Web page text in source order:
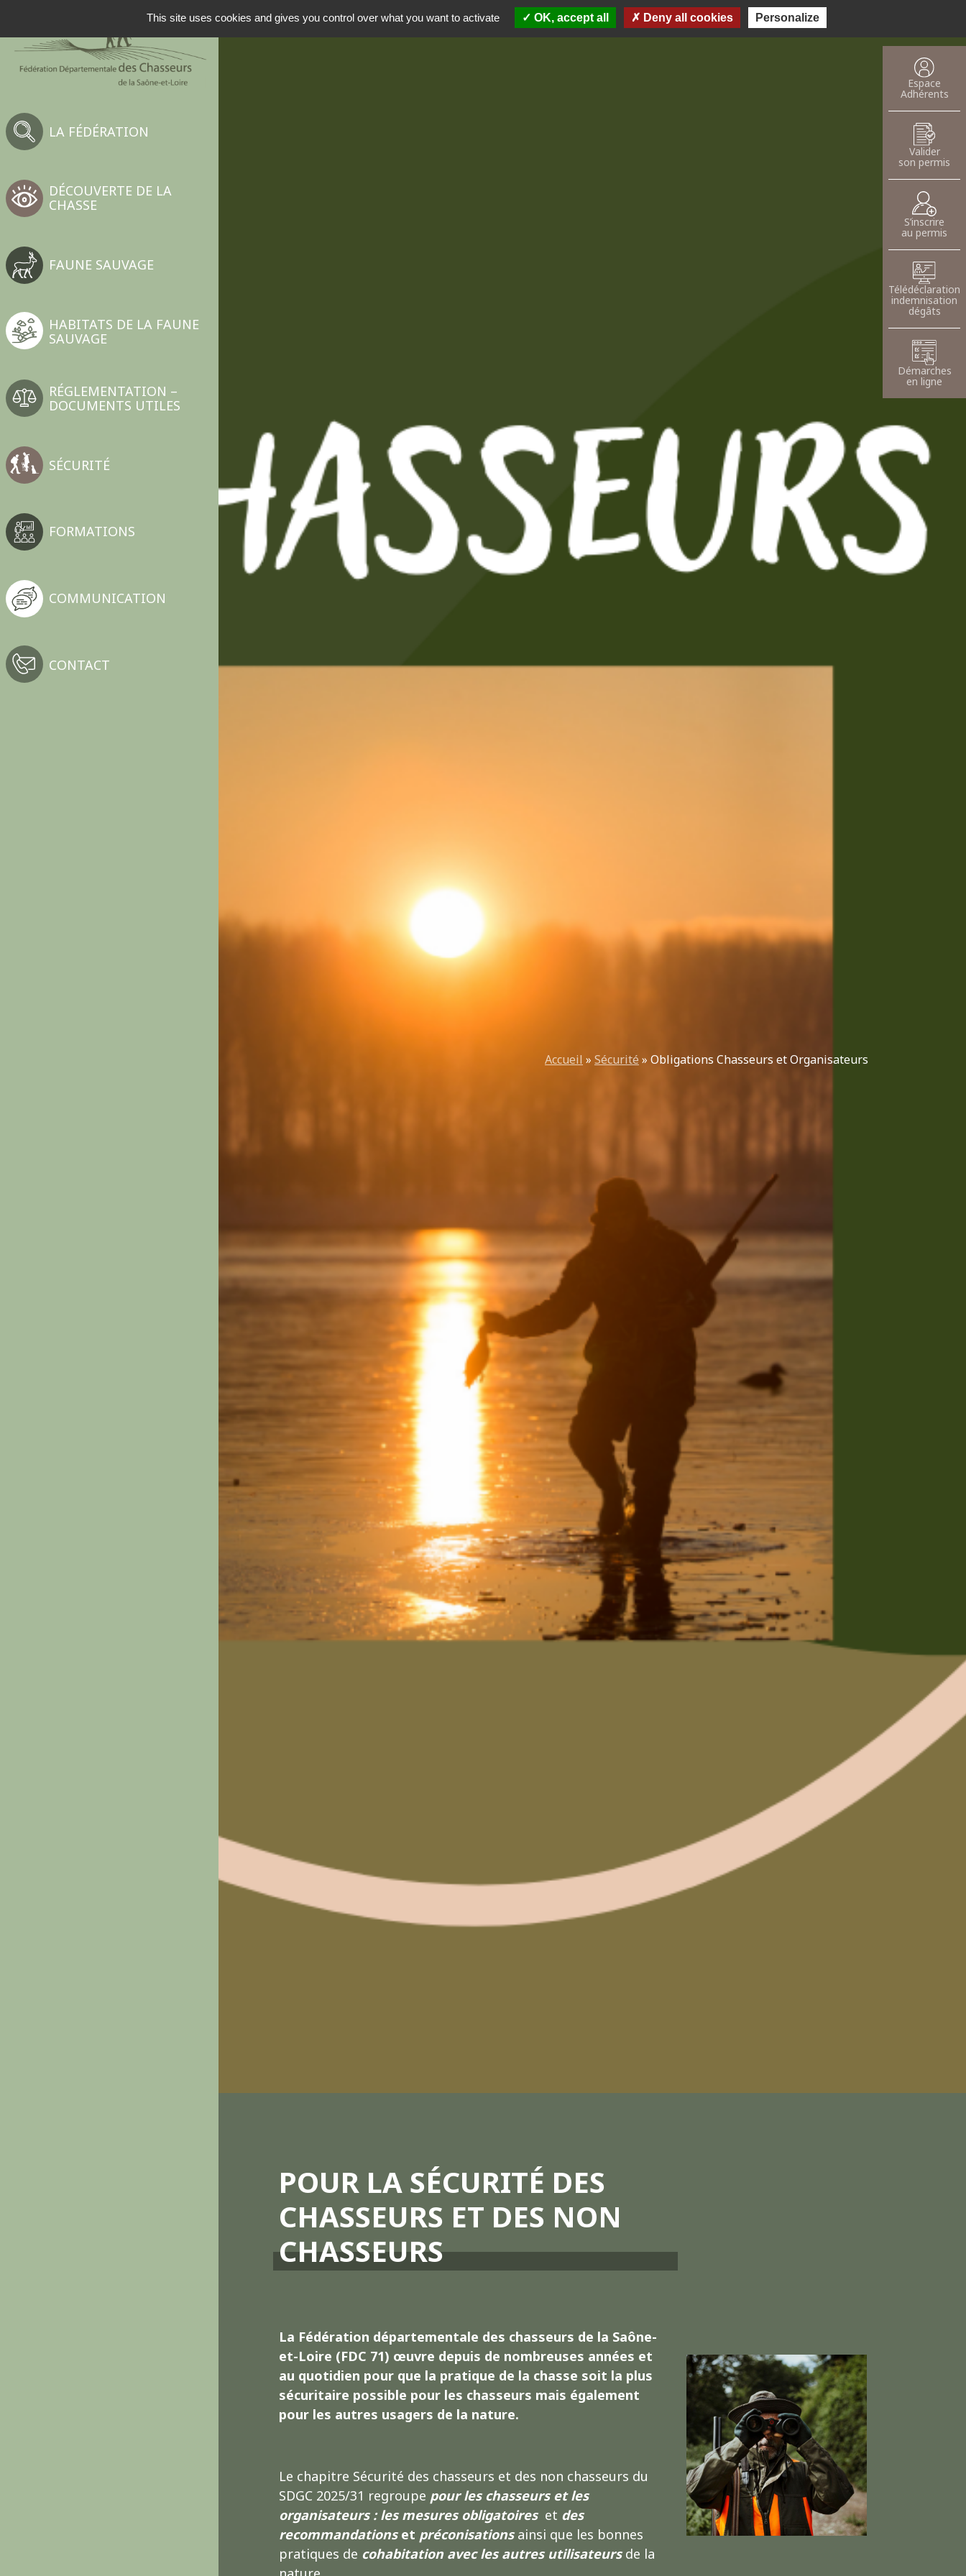
LA FÉDÉRATION
DÉCOUVERTE DE LA
CHASSE
FAUNE SAUVAGE
HABITATS DE LA FAUNE
SAUVAGE
RÉGLEMENTATION –
DOCUMENTS UTILES
SÉCURITÉ
FORMATIONS
COMMUNICATION
CONTACT
AG 2026 Déposer une annnonce
Accueil » Sécurité » Obligations Chasseurs et Organisateurs
POUR LA SÉCURITÉ DES
CHASSEURS ET DES NON
CHASSEURS
La Fédération départementale des chasseurs de la Saône-
et-Loire (FDC 71) œuvre depuis de nombreuses années et
au quotidien pour que la pratique de la chasse soit la plus
sécuritaire possible pour les chasseurs mais également
pour les autres usagers de la nature.
Le chapitre Sécurité des chasseurs et des non chasseurs du
SDGC 2025/31 regroupe pour les chasseurs et les
organisateurs : les mesures obligatoires et des
recommandations et préconisationsainsi que les bonnes
pratiques de cohabitation avec les autres utilisateursde la
Espace
Adhérents
Valider
son permis
S’inscrire
au permis
Télédéclaration
indemnisation
dégâts
Démarches
en ligne
This site uses cookies and gives you control over what you want to activate OK, accept all Deny all cookies Personalize